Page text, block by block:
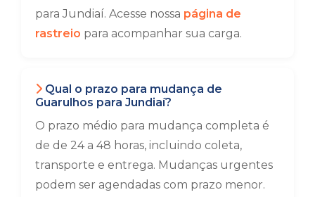
para Jundiaí. Acesse nossa página de
rastreio para acompanhar sua carga.
Qual o prazo para mudança de
Guarulhos para Jundiaí?
O prazo médio para mudança completa é
de de 24 a 48 horas, incluindo coleta,
transporte e entrega. Mudanças urgentes
podem ser agendadas com prazo menor.